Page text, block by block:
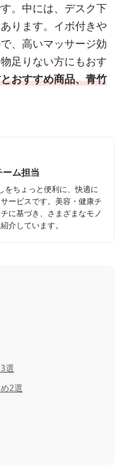
。中には、デスク下
ります。イボ付きや
、高いマッサージ効
足りない方にもおす
おすすめ商品、青竹
ム担当
をちょっと便利に、快適に
ービスです。美容・健康チ
に基づき、さまざまなモノ
介しています。
選
2選